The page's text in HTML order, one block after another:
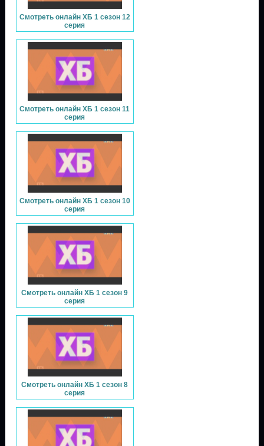
Смотреть онлайн ХБ 1 сезон 12
серия
Смотреть онлайн ХБ 1 сезон 11
серия
Смотреть онлайн ХБ 1 сезон 10
серия
Смотреть онлайн ХБ 1 сезон 9
серия
Смотреть онлайн ХБ 1 сезон 8
серия